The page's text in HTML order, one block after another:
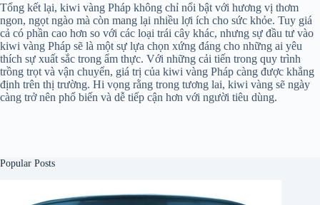
Tổng kết lại, kiwi vàng Pháp không chỉ nổi bật với hương vị thơm
ngon, ngọt ngào mà còn mang lại nhiều lợi ích cho sức khỏe. Tuy giá
cả có phần cao hơn so với các loại trái cây khác, nhưng sự đầu tư vào
kiwi vàng Pháp sẽ là một sự lựa chọn xứng đáng cho những ai yêu
thích sự xuất sắc trong ẩm thực. Với những cải tiến trong quy trình
trồng trọt và vận chuyển, giá trị của kiwi vàng Pháp càng được khẳng
định trên thị trường. Hi vọng rằng trong tương lai, kiwi vàng sẽ ngày
càng trở nên phổ biến và dễ tiếp cận hơn với người tiêu dùng.
Popular Posts